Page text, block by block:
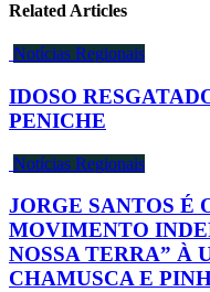
Related Articles
Notícias Regionais
IDOSO
PENICHE
Notícias Regionais
JORGE SANTOS É
MOVIMENTO
NOSSA TERRA” À
CHAMUSCA E